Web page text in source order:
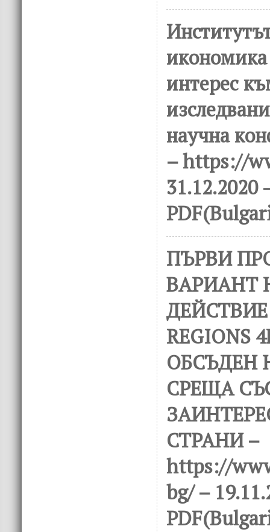
интерес
научна
– https://
31.12.2020
ПЪРВИ
ВАРИАНТ
REGIONS
ОБСЪДЕН
СРЕЩА
СТРАНИ –
https://
bg/ –